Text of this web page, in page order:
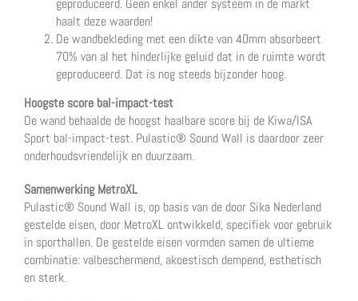
geproduceerd. Geen enkel ander systeem in de markt
haalt deze waarden!
De wandbekleding met een dikte van 40mm absorbeert
70% van al het hinderlijke geluid dat in de ruimte wordt
geproduceerd. Dat is nog steeds bijzonder hoog.
Hoogste score bal-impact-test
De wand behaalde de hoogst haalbare score bij de Kiwa/ISA
Sport bal-impact-test. Pulastic® Sound Wall is daardoor zeer
onderhoudsvriendelijk en duurzaam.
Samenwerking MetroXL
Pulastic® Sound Wall is, op basis van de door Sika Nederland
gestelde eisen, door MetroXL ontwikkeld, specifiek voor gebruik
in sporthallen. De gestelde eisen vormden samen de ultieme
combinatie: valbeschermend, akoestisch dempend, esthetisch
en sterk.